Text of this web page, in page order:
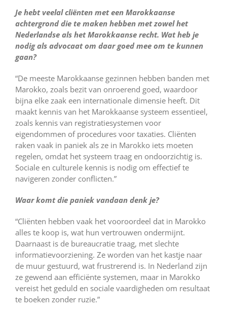
Je hebt veelal cliënten met een Marokkaanse
achtergrond die te maken hebben met zowel het
Nederlandse als het Marokkaanse recht. Wat heb je
nodig als advocaat om daar goed mee om te kunnen
gaan?
“De meeste Marokkaanse gezinnen hebben banden met
Marokko, zoals bezit van onroerend goed, waardoor
bijna elke zaak een internationale dimensie heeft. Dit
maakt kennis van het Marokkaanse systeem essentieel,
zoals kennis van registratiesystemen voor
eigendommen of procedures voor taxaties. Cliënten
raken vaak in paniek als ze in Marokko iets moeten
regelen, omdat het systeem traag en ondoorzichtig is.
Sociale en culturele kennis is nodig om effectief te
navigeren zonder conflicten.”
Waar komt die paniek vandaan denk je?
“Cliënten hebben vaak het vooroordeel dat in Marokko
alles te koop is, wat hun vertrouwen ondermijnt.
Daarnaast is de bureaucratie traag, met slechte
informatievoorziening. Ze worden van het kastje naar
de muur gestuurd, wat frustrerend is. In Nederland zijn
ze gewend aan efficiënte systemen, maar in Marokko
vereist het geduld en sociale vaardigheden om resultaat
te boeken zonder ruzie.”